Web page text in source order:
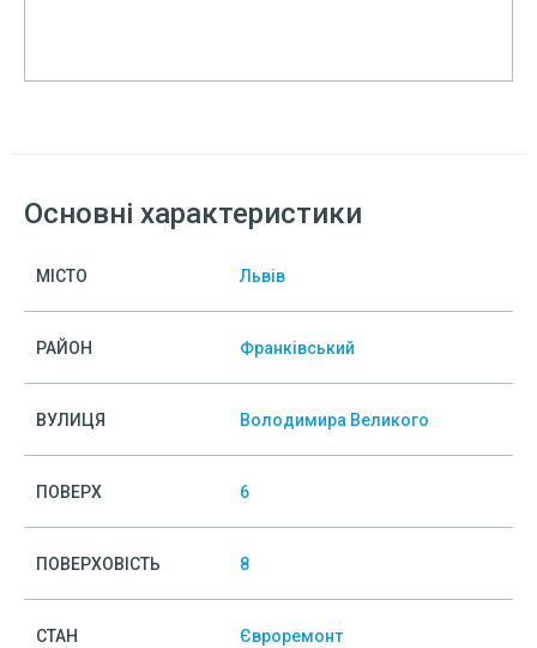
Основні характеристики
МІСТО Львів
РАЙОН Франківський
ВУЛИЦЯ Володимира Великого
ПОВЕРХ 6
ПОВЕРХОВІСТЬ 8
СТАН Євроремонт